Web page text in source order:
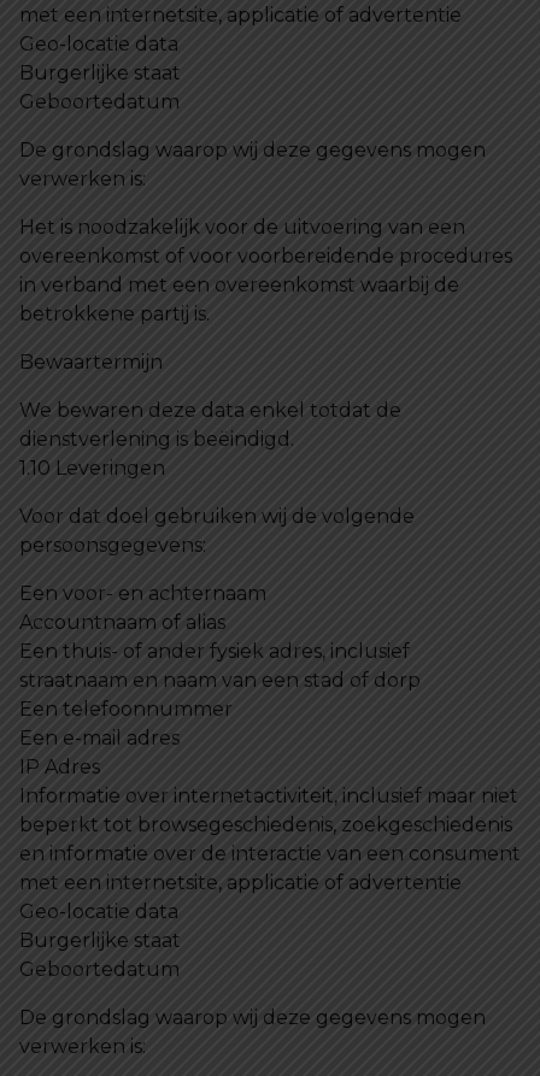
met een internetsite, applicatie of advertentie
Geo-locatie data
Burgerlijke staat
Geboortedatum
De grondslag waarop wij deze gegevens mogen
verwerken is:
Het is noodzakelijk voor de uitvoering van een
overeenkomst of voor voorbereidende procedures
in verband met een overeenkomst waarbij de
betrokkene partij is.
Bewaartermijn
We bewaren deze data enkel totdat de
dienstverlening is beëindigd.
1.10 Leveringen
Voor dat doel gebruiken wij de volgende
persoonsgegevens:
Een voor- en achternaam
Accountnaam of alias
Een thuis- of ander fysiek adres, inclusief
straatnaam en naam van een stad of dorp
Een telefoonnummer
Een e-mail adres
IP Adres
Informatie over internetactiviteit, inclusief maar niet
beperkt tot browsegeschiedenis, zoekgeschiedenis
en informatie over de interactie van een consument
met een internetsite, applicatie of advertentie
Geo-locatie data
Burgerlijke staat
Geboortedatum
De grondslag waarop wij deze gegevens mogen
verwerken is: